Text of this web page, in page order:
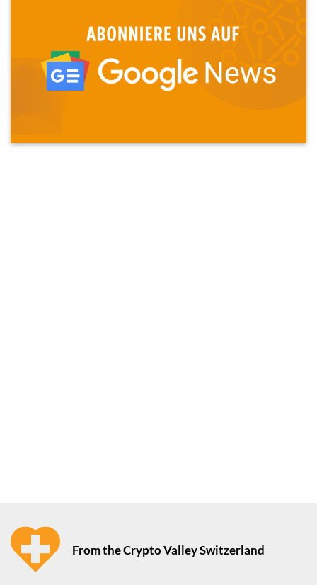
From the Crypto Valley Switzerland